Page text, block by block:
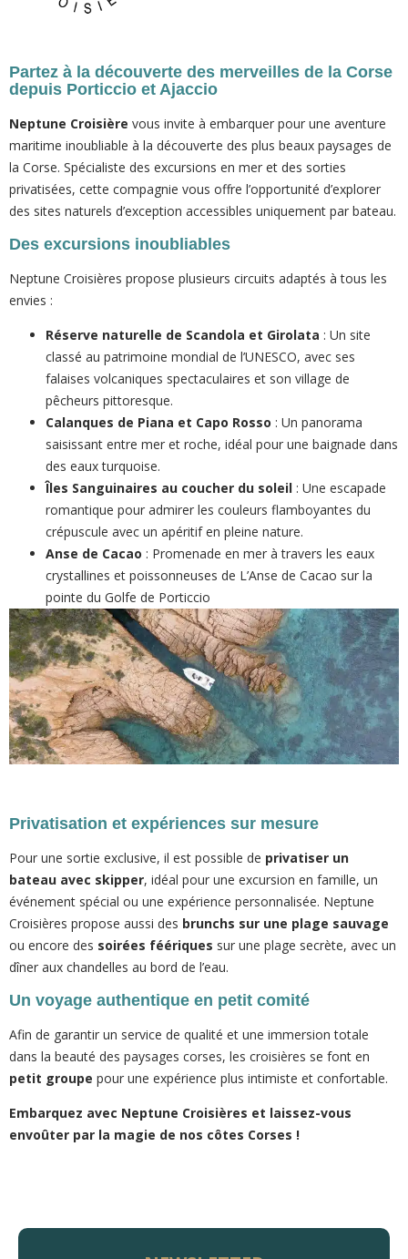
Partez à la découverte des merveilles de la Corse
depuis Porticcio et Ajaccio
Neptune Croisière vous invite à embarquer pour une aventure
maritime inoubliable à la découverte des plus beaux paysages de
la Corse. Spécialiste des excursions en mer et des sorties
privatisées, cette compagnie vous offre l’opportunité d’explorer
des sites naturels d’exception accessibles uniquement par bateau.
Des excursions inoubliables
Neptune Croisières propose plusieurs circuits adaptés à tous les
envies :
Réserve naturelle de Scandola et Girolata : Un site
classé au patrimoine mondial de l’UNESCO, avec ses
falaises volcaniques spectaculaires et son village de
pêcheurs pittoresque.
Calanques de Piana et Capo Rosso : Un panorama
saisissant entre mer et roche, idéal pour une baignade dans
des eaux turquoise.
Îles Sanguinaires au coucher du soleil : Une escapade
romantique pour admirer les couleurs flamboyantes du
crépuscule avec un apéritif en pleine nature.
Anse de Cacao : Promenade en mer à travers les eaux
crystallines et poissonneuses de L’Anse de Cacao sur la
pointe du Golfe de Porticcio
Privatisation et expériences sur mesure
Pour une sortie exclusive, il est possible de privatiser un
bateau avec skipper, idéal pour une excursion en famille, un
événement spécial ou une expérience personnalisée. Neptune
Croisières propose aussi des brunchs sur une plage sauvage
ou encore des soirées féériques sur une plage secrète, avec un
dîner aux chandelles au bord de l’eau.
Un voyage authentique en petit comité
Afin de garantir un service de qualité et une immersion totale
dans la beauté des paysages corses, les croisières se font en
petit groupe pour une expérience plus intimiste et confortable.
Embarquez avec Neptune Croisières et laissez-vous
envoûter par la magie de nos côtes Corses !